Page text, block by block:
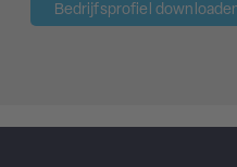
Bedrijfsprofiel